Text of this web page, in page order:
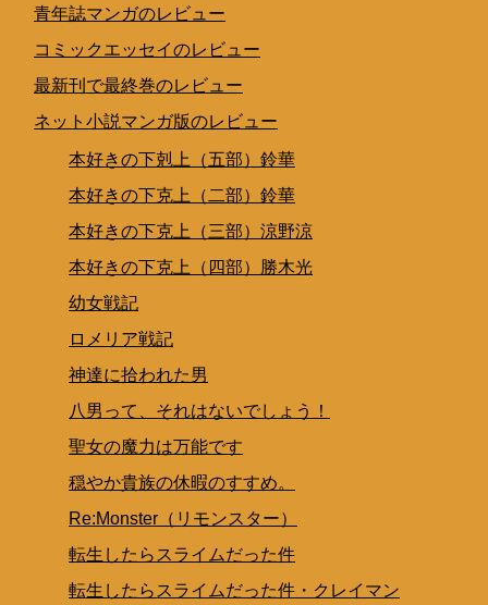
青年誌マンガのレビュー
コミックエッセイのレビュー
最新刊で最終巻のレビュー
ネット小説マンガ版のレビュー
本好きの下剋上（五部）鈴華
本好きの下克上（二部）鈴華
本好きの下克上（三部）涼野涼
本好きの下克上（四部）勝木光
幼女戦記
ロメリア戦記
神達に拾われた男
八男って、それはないでしょう！
聖女の魔力は万能です
穏やか貴族の休暇のすすめ。
Re:Monster（リモンスター）
転生したらスライムだった件
転生したらスライムだった件・クレイマン